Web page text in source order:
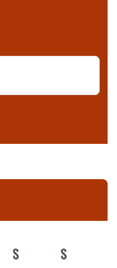
S S